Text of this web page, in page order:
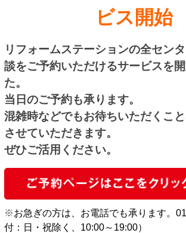
ビス開始
リフォームステーションの全セン
談をご予約いただけるサービスを
た。
当日のご予約も承ります。
混雑時などでもお待ちいただくこ
させていただきます。
ぜひご活用ください。
※お急ぎの方は、お電話でも承ります。
付：日・祝除く、10:00～19:00）